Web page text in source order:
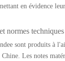
en évidence
normes techniques
sont produits à
Les notes